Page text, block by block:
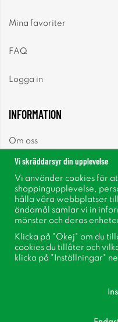
Mina favoriter
FAQ
Logga in
INFORMATION
Om oss
Nyhetsbrev
Om cookies
Inspiration
Vi skräddarsyr din upplevelse
Vi använder cookies för
shoppingupplevelse,
hålla våra webbplatser
ändamål samlar vi in
mönster och deras
Klicka på "Okej" om du
cookies du tillåter och
klicka på "Inställningar"